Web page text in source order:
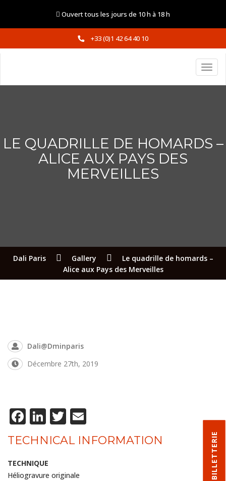
Ouvert tous les jours de 10 h à 18 h
+33 (0)1 42 64 40 10
BILLETTERIE
LE QUADRILLE DE HOMARDS –
ALICE AUX PAYS DES
MERVEILLES
Dali Paris Gallery
Le quadrille de homards –
Alice aux Pays des Merveilles
Dali@dminparis
Décembre 27th, 2019
Facebook
LinkedIn
Twitter
TECHNICAL INFORMATION
TECHNIQUE
Héliogravure originale